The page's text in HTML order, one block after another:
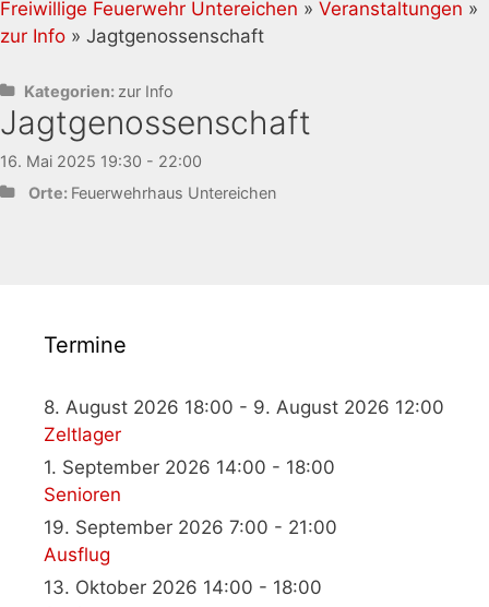
Freiwillige Feuerwehr Untereichen » Veranstaltungen »
zur Info » Jagtgenossenschaft
Kategorien: zur Info
Jagtgenossenschaft
16. Mai 2025 19:30 - 22:00
Orte: Feuerwehrhaus Untereichen
Termine
8. August 2026 18:00 - 9. August 2026 12:00
Zeltlager
1. September 2026 14:00 - 18:00
Senioren
19. September 2026 7:00 - 21:00
Ausflug
13. Oktober 2026 14:00 - 18:00